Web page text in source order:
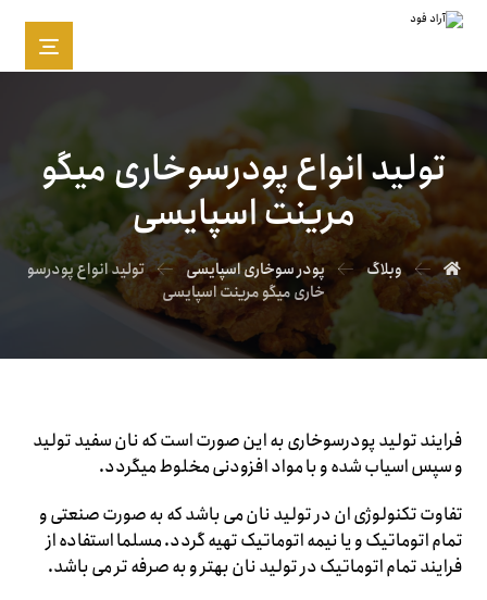
تولید انواع پودرسوخاری میگو
مرینت اسپایسی
وبلاگ پودر سوخاری اسپایسی
تولید انواع پودرسو
خاری میگو مرینت اسپایسی
فرایند تولید پودرسوخاری به این صورت است که نان سفید تولید
و سپس اسیاب شده و با مواد افزودنی مخلوط میگردد.
تفاوت تکنولوژی ان در تولید نان می باشد که به صورت صنعتی و
تمام اتوماتیک و یا نیمه اتوماتیک تهیه گردد. مسلما استفاده از
فرایند تمام اتوماتیک در تولید نان بهتر و به صرفه تر می باشد.